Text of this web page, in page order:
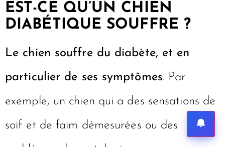
EST-CE QU’UN CHIEN
DIABÉTIQUE SOUFFRE ?
Le chien souffre du diabète, et en
particulier de ses symptômes. Par
exemple, un chien qui a des sensations de
soif et de faim démesurées ou des